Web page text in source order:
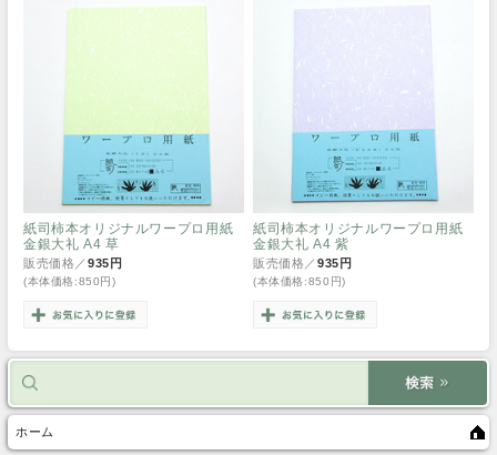
紙司柿本オリジナルワープロ用紙
金銀大礼 A4 草
販売価格／935円
(本体価格:850円)
紙司柿本オリジナルワープロ用紙
金銀大礼 A4 紫
販売価格／935円
(本体価格:850円)
ホーム